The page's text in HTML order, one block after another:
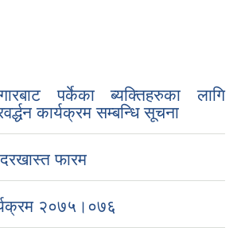
पर्केका ब्यक्तिहरुका लागि
कार्यक्रम सम्बन्धि सूचना
फारम
२०७५।०७६